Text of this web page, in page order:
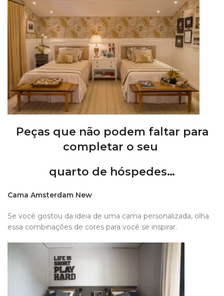
Peças que não podem faltar para
completar o seu
quarto de hóspedes…
Cama Amsterdam New
Se você gostou da ideia de uma cama personalizada, olha
essa combinações de cores para você se inspirar.